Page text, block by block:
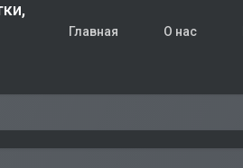
Главная О нас